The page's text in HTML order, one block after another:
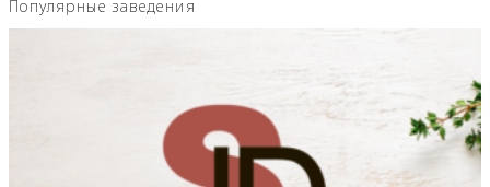
Популярные заведения